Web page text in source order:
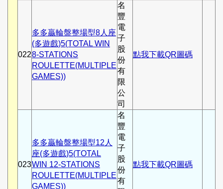
022
多多贏輪盤整場型8人座
(多遊戲)5(TOTAL WIN
8-STATIONS
ROULETTE(MULTIPLE
GAMES))
名
豐
電
子
股
份
有
限
公
司
點我下載QR圖碼
023
多多贏輪盤整場型12人
座(多遊戲)5(TOTAL
WIN 12-STATIONS
ROULETTE(MULTIPLE
GAMES))
名
豐
電
子
股
份
有
點我下載QR圖碼